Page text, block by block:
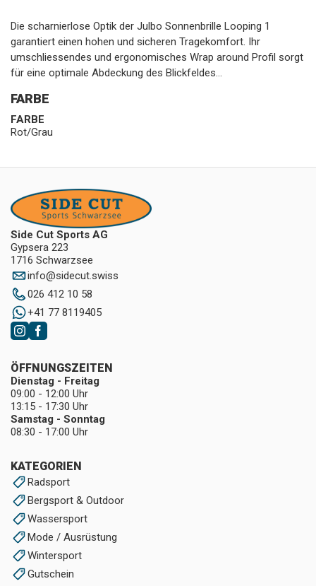
Die scharnierlose Optik der Julbo Sonnenbrille Looping 1
garantiert einen hohen und sicheren Tragekomfort. Ihr
umschliessendes und ergonomisches Wrap around Profil sorgt
für eine optimale Abdeckung des Blickfeldes...
FARBE
FARBE
Rot/Grau
Side Cut Sports AG
Gypsera 223
1716 Schwarzsee
info@sidecut.swiss
026 412 10 58
+41 77 8119405
KATEGORIEN
Radsport
Bergsport & Outdoor
Wassersport
Mode / Ausrüstung
Wintersport
Gutschein
ÖFFNUNGSZEITEN
Dienstag - Freitag
09:00 - 12:00 Uhr
13:15 - 17:30 Uhr
Samstag - Sonntag
08:30 - 17:00 Uhr